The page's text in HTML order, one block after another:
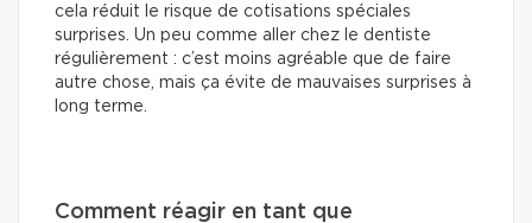
cela réduit le risque de cotisations spéciales
surprises. Un peu comme aller chez le dentiste
régulièrement : c’est moins agréable que de faire
autre chose, mais ça évite de mauvaises surprises à
long terme.
Comment réagir en tant que